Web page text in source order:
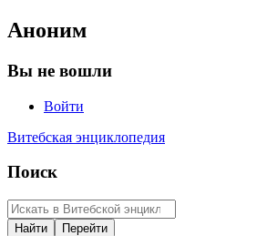
Аноним
Вы не вошли
Войти
Витебская энциклопедия
Поиск